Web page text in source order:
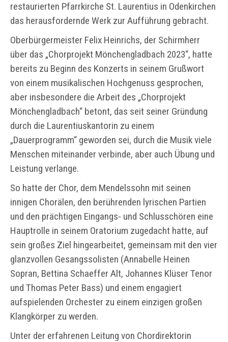
restaurierten Pfarrkirche St. Laurentius in Odenkirchen
das herausfordernde Werk zur Aufführung gebracht.
Oberbürgermeister Felix Heinrichs, der Schirmherr
über das „Chorprojekt Mönchengladbach 2023“, hatte
bereits zu Beginn des Konzerts in seinem Grußwort
von einem musikalischen Hochgenuss gesprochen,
aber insbesondere die Arbeit des „Chorprojekt
Mönchengladbach“ betont, das seit seiner Gründung
durch die Laurentiuskantorin zu einem
„Dauerprogramm“ geworden sei, durch die Musik viele
Menschen miteinander verbinde, aber auch Übung und
Leistung verlange.
So hatte der Chor, dem Mendelssohn mit seinen
innigen Chorälen, den berührenden lyrischen Partien
und den prächtigen Eingangs- und Schlusschören eine
Hauptrolle in seinem Oratorium zugedacht hatte, auf
sein großes Ziel hingearbeitet, gemeinsam mit den vier
glanzvollen Gesangssolisten (Annabelle Heinen
Sopran, Bettina Schaeffer Alt, Johannes Klüser Tenor
und Thomas Peter Bass) und einem engagiert
aufspielenden Orchester zu einem einzigen großen
Klangkörper zu werden.
Unter der erfahrenen Leitung von Chordirektorin